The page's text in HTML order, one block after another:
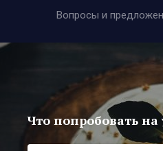
Вопросы и
Что попробовать